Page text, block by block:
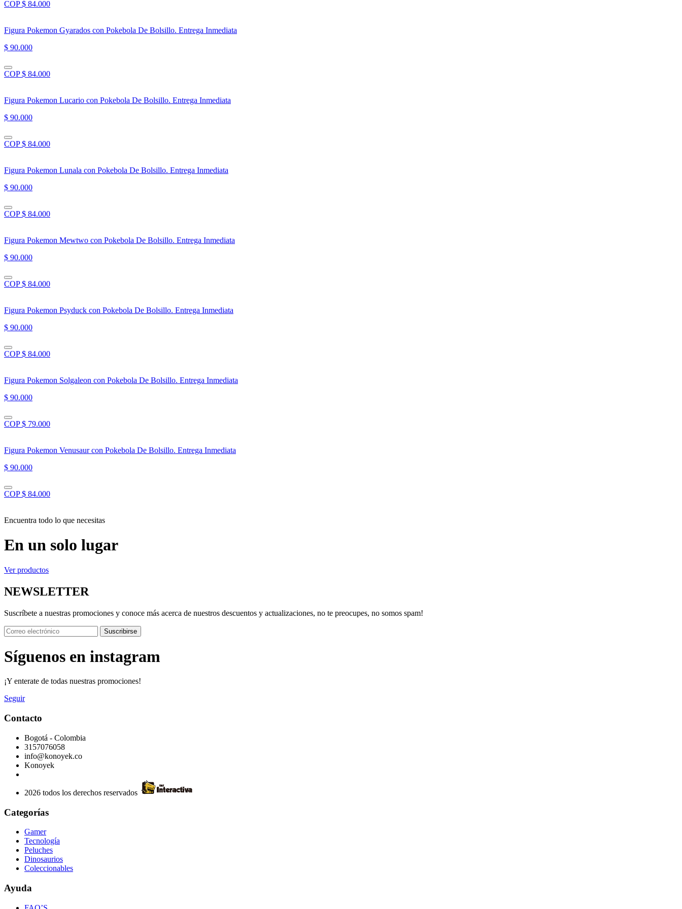
COP $ 84.000
Figura Pokemon Gyarados con Pokebola De Bolsillo. Entrega Inmediata
$ 90.000
COP $ 84.000
Figura Pokemon Lucario con Pokebola De Bolsillo. Entrega Inmediata
$ 90.000
COP $ 84.000
Figura Pokemon Lunala con Pokebola De Bolsillo. Entrega Inmediata
$ 90.000
COP $ 84.000
Figura Pokemon Mewtwo con Pokebola De Bolsillo. Entrega Inmediata
$ 90.000
COP $ 84.000
Figura Pokemon Psyduck con Pokebola De Bolsillo. Entrega Inmediata
$ 90.000
COP $ 84.000
Figura Pokemon Solgaleon con Pokebola De Bolsillo. Entrega Inmediata
$ 90.000
COP $ 79.000
Figura Pokemon Venusaur con Pokebola De Bolsillo. Entrega Inmediata
$ 90.000
COP $ 84.000
Encuentra todo lo que necesitas
En un solo lugar
Ver productos
NEWSLETTER
Suscríbete a nuestras promociones y conoce más acerca de nuestros descuentos y actualizaciones, no te preocupes, no somos spam!
Suscribirse
Síguenos en instagram
¡Y enterate de todas nuestras promociones!
Seguir
Contacto
Bogotá - Colombia
3157076058
info@konoyek.co
Konoyek
2026 todos los derechos reservados
Categorías
Gamer
Tecnología
Peluches
Dinosaurios
Coleccionables
Ayuda